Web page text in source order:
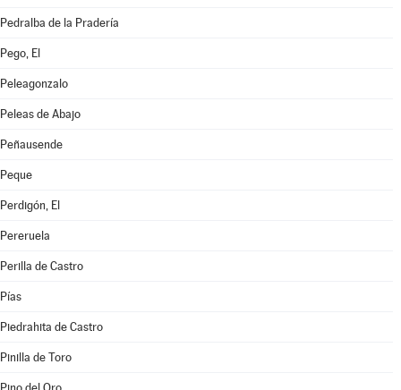
Pedralba de la Pradería
Pego, El
Peleagonzalo
Peleas de Abajo
Peñausende
Peque
Perdigón, El
Pereruela
Perilla de Castro
Pías
Piedrahita de Castro
Pinilla de Toro